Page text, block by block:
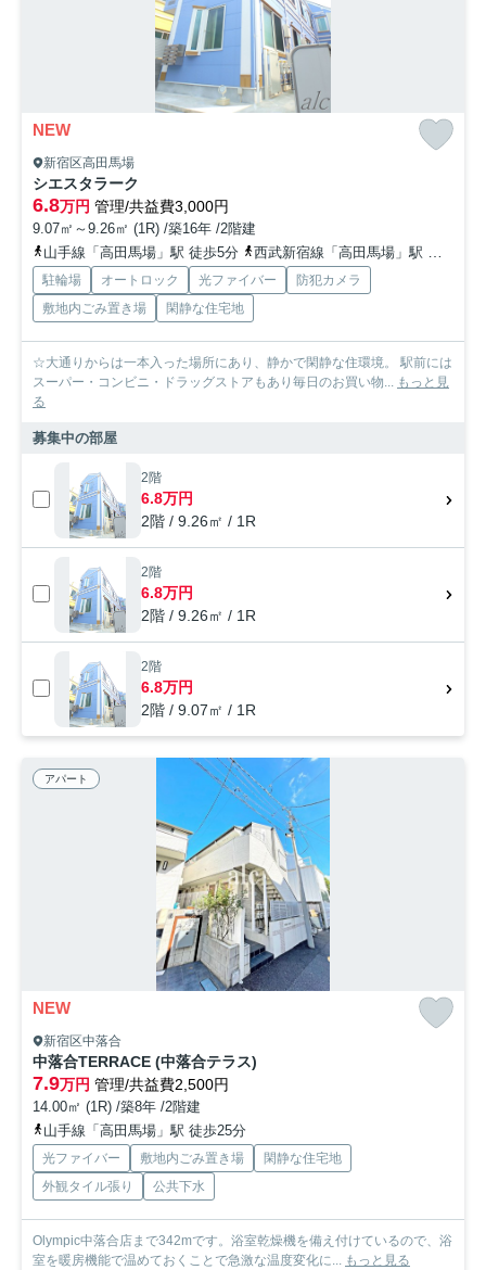
NEW
新宿区高田馬場
シエスタラーク
6.8万円 管理/共益費3,000円
9.07㎡～9.26㎡ (1R) /築16年 /2階建
山手線「高田馬場」駅 徒歩5分
西武新宿線「高田馬場」駅 徒歩5分
駐輪場 オートロック 光ファイバー
防犯カメラ
敷地内ごみ置き場
閑静な住宅地
☆大通りからは一本入った場所にあり、静かで閑静な住環境。 駅前には
スーパー・コンビニ・ドラッグストアもあり毎日のお買い物...
もっと見
る
募集中の部屋
2階
6.8万円
2階 / 9.26㎡ / 1R
2階
6.8万円
2階 / 9.26㎡ / 1R
2階
6.8万円
2階 / 9.07㎡ / 1R
アパート
NEW
新宿区中落合
中落合TERRACE (中落合テラス)
7.9万円 管理/共益費2,500円
14.00㎡ (1R) /築8年 /2階建
山手線「高田馬場」駅 徒歩25分
光ファイバー 敷地内ごみ置き場
閑静な住宅地
外観タイル張り
公共下水
Olympic中落合店まで342mです。浴室乾燥機を備え付けているので、浴
室を暖房機能で温めておくことで急激な温度変化に...
もっと見る